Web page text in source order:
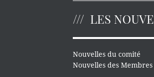
LES
Nouvelles du comité
Nouvelles des Membres